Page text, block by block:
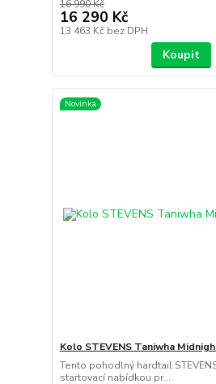
16 990 Kč
16 290 Kč
13 463 Kč bez DPH
Koupit
Novinka
Kolo STEVENS Taniwha
Tento pohodlný hardtail
startovací nabídkou pr...